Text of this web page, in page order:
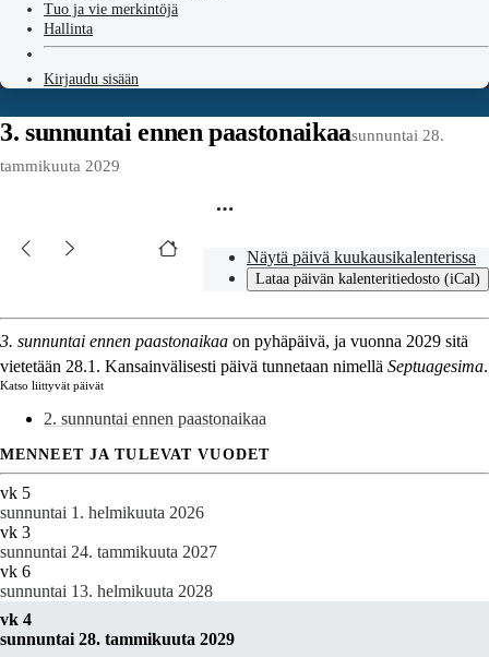
Tuo ja vie merkintöjä
Hallinta
Kirjaudu sisään
3. sunnuntai ennen paastonaikaasunnuntai 28.
tammikuuta 2029
Näytä päivä kuukausikalenterissa
Lataa päivän kalenteritiedosto (iCal)
3. sunnuntai ennen paastonaikaa on pyhäpäivä, ja vuonna 2029 sitä
vietetään 28.1. Kansainvälisesti päivä tunnetaan nimellä Septuagesima.
Katso liittyvät päivät
2. sunnuntai ennen paastonaikaa
MENNEET JA TULEVAT VUODET
vk 5
sunnuntai 1. helmikuuta 2026
vk 3
sunnuntai 24. tammikuuta 2027
vk 6
sunnuntai 13. helmikuuta 2028
vk 4
sunnuntai 28. tammikuuta 2029